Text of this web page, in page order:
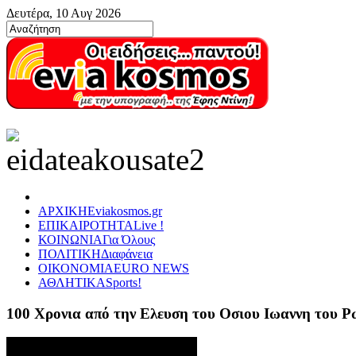
Δευτέρα, 10 Αυγ 2026
ΑΡΧΙΚΗEviakosmos.gr
ΕΠΙΚΑΙΡΟΤΗΤΑLive !
ΚΟΙΝΩΝΙΑΓια Όλους
ΠΟΛΙΤΙΚΗΔιαφάνεια
ΟΙΚΟΝΟΜΙΑEURO NEWS
ΑΘΛΗΤΙΚΑSports!
100 Χρονια από την Ελευση του Οσιου Ιωαννη του